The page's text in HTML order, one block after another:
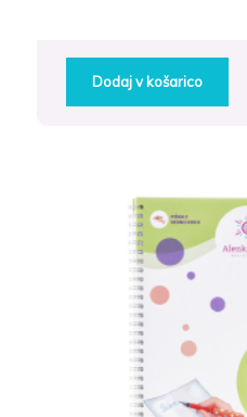
Dodaj v košarico